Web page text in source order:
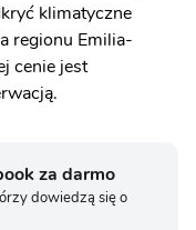
klimatyczne
regionu Emilia-
cenie jest
za darmo
dowiedzą się o